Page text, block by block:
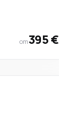
от395 €